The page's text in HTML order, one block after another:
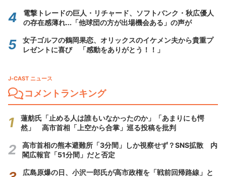
電撃トレードの巨人・リチャード、ソフトバンク・秋広優人
の存在感薄れ...「他球団の方が出場機会ある」の声が
女子ゴルフの鶴岡果恋、オリックスのイケメン夫から貴重プ
レゼントに喜び 「感動をありがとう！！」
J-CAST ニュース
コメントランキング
蓮舫氏「止める人は誰もいなかったのか」「あまりにも愕
然」 高市首相「上空から合掌」巡る投稿を批判
高市首相の熊本避難所「3分間」しか視察せず？SNS拡散 内
閣広報官「51分間」だと否定
広島原爆の日、小沢一郎氏が高市政権を「戦前回帰路線」と